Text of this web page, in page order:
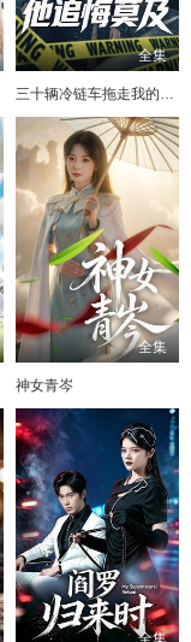
全集
三十辆冷链车拖走我的一切，他追悔莫及
全集
神女青岑
全集